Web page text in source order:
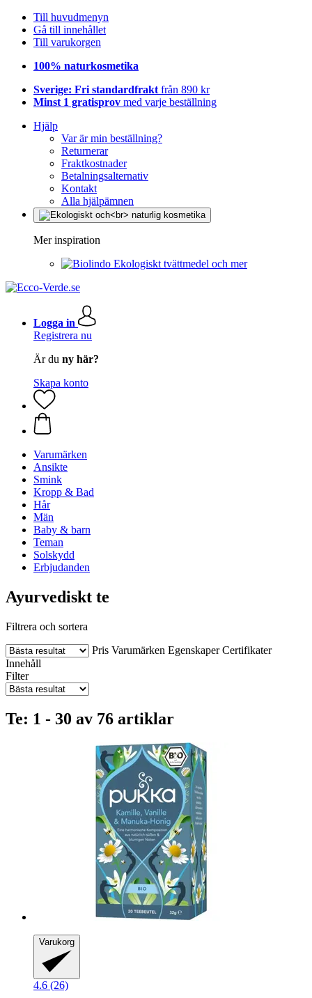
Till huvudmenyn
Gå till innehållet
Till varukorgen
100% naturkosmetika
Sverige: Fri standardfrakt från 890 kr
Minst 1 gratisprov med varje beställning
Hjälp
Var är min beställning?
Returnerar
Fraktkostnader
Betalningsalternativ
Kontakt
Alla hjälpämnen
Mer inspiration
Ekologiskt tvättmedel och mer
Logga in
Registrera nu
Är du ny här?
Skapa konto
Varumärken
Ansikte
Smink
Kropp & Bad
Hår
Män
Baby & barn
Teman
Solskydd
Erbjudanden
Ayurvediskt te
Filtrera och sortera
Pris Varumärken Egenskaper Certifikater
Innehåll
Filter
Te: 1 - 30 av 76 artiklar
Varukorg
4.6 (26)